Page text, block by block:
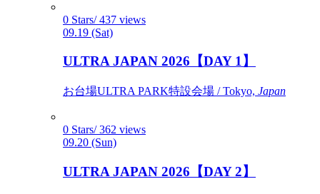
0 Stars/ 437 views
09.19 (Sat)
ULTRA JAPAN 2026【DAY 1】
お台場ULTRA PARK特設会場 / Tokyo, Japan
0 Stars/ 362 views
09.20 (Sun)
ULTRA JAPAN 2026【DAY 2】